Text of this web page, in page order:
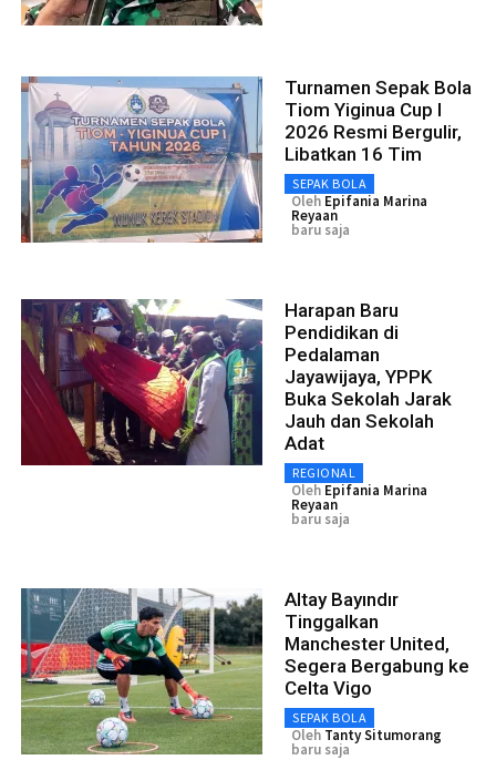
Turnamen Sepak Bola
Tiom Yiginua Cup I
2026 Resmi Bergulir,
Libatkan 16 Tim
SEPAK BOLA
Oleh Epifania Marina
Reyaan
baru saja
Harapan Baru
Pendidikan di
Pedalaman
Jayawijaya, YPPK
Buka Sekolah Jarak
Jauh dan Sekolah
Adat
REGIONAL
Oleh Epifania Marina
Reyaan
baru saja
Altay Bayındır
Tinggalkan
Manchester United,
Segera Bergabung ke
Celta Vigo
SEPAK BOLA
Oleh Tanty Situmorang
baru saja